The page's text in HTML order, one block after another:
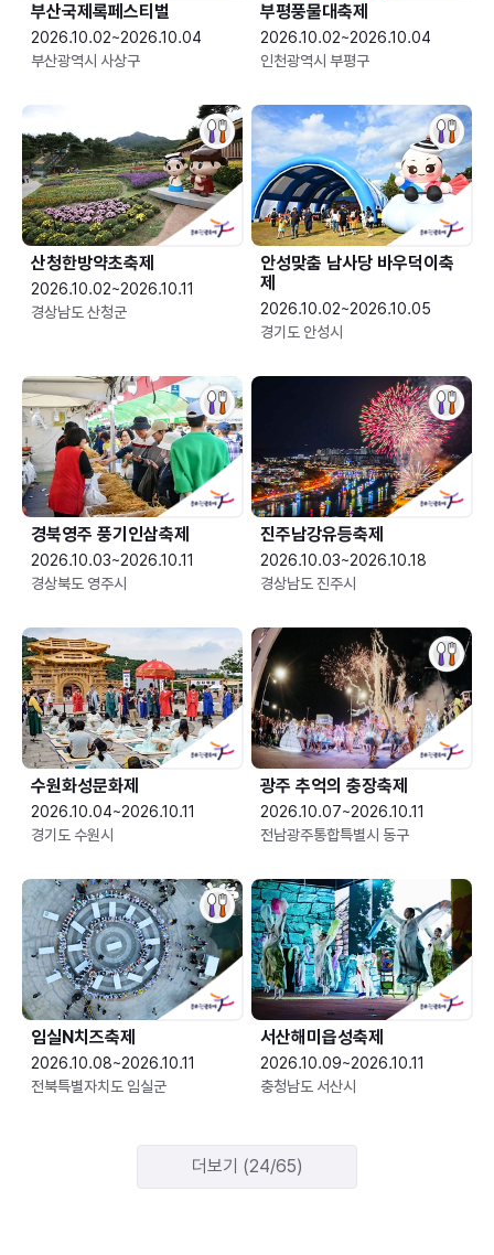
부산국제록페스티벌
2026.10.02~2026.10.04
부산광역시 사상구
부평풍물대축제
2026.10.02~2026.10.04
인천광역시 부평구
산청한방약초축제
2026.10.02~2026.10.11
경상남도 산청군
안성맞춤 남사당 바우덕이축
제
2026.10.02~2026.10.05
경기도 안성시
경북영주 풍기인삼축제
2026.10.03~2026.10.11
경상북도 영주시
진주남강유등축제
2026.10.03~2026.10.18
경상남도 진주시
수원화성문화제
2026.10.04~2026.10.11
경기도 수원시
광주 추억의 충장축제
2026.10.07~2026.10.11
전남광주통합특별시 동구
임실N치즈축제
2026.10.08~2026.10.11
전북특별자치도 임실군
서산해미읍성축제
2026.10.09~2026.10.11
충청남도 서산시
더보기 (24/65)